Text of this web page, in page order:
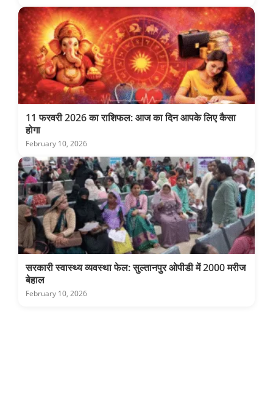
11 फरवरी 2026 का राशिफल: आज का दिन आपके लिए कैसा
होगा
February 10, 2026
सरकारी स्वास्थ्य व्यवस्था फेल: सुल्तानपुर ओपीडी में 2000 मरीज
बेहाल
February 10, 2026